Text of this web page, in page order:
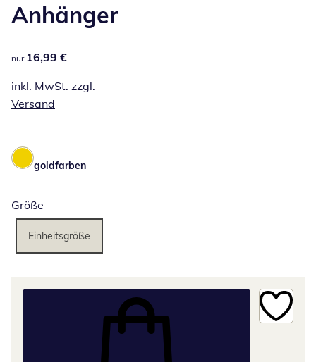
Anhänger
16,99 €
nur 16,99 €
inkl. MwSt. zzgl.
Versand
goldfarben
Größe
Einheitsgröße